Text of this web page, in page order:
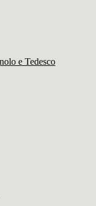
e Tedesco